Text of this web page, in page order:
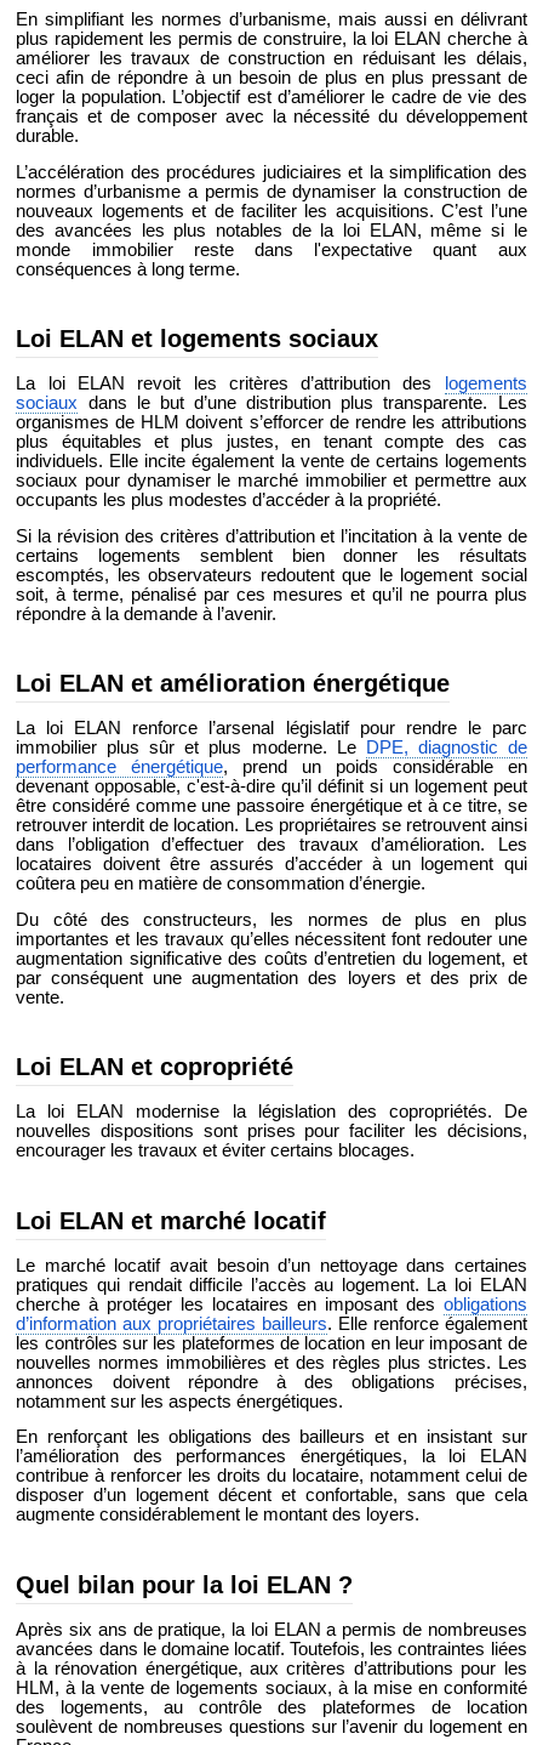
En simplifiant les normes d’urbanisme, mais aussi en délivrant
plus rapidement les permis de construire, la loi ELAN cherche à
améliorer les travaux de construction en réduisant les délais,
ceci afin de répondre à un besoin de plus en plus pressant de
loger la population. L’objectif est d’améliorer le cadre de vie des
français et de composer avec la nécessité du développement
durable.
L’accélération des procédures judiciaires et la simplification des
normes d’urbanisme a permis de dynamiser la construction de
nouveaux logements et de faciliter les acquisitions. C’est l’une
des avancées les plus notables de la loi ELAN, même si le
monde immobilier reste dans l'expectative quant aux
conséquences à long terme.
Loi ELAN et logements sociaux
La loi ELAN revoit les critères d’attribution des
logements
sociaux dans le but d’une distribution plus transparente. Les
organismes de HLM doivent s’efforcer de rendre les attributions
plus équitables et plus justes, en tenant compte des cas
individuels. Elle incite également la vente de certains logements
sociaux pour dynamiser le marché immobilier et permettre aux
occupants les plus modestes d’accéder à la propriété.
Si la révision des critères d’attribution et l’incitation à la vente de
certains logements semblent bien donner les résultats
escomptés, les observateurs redoutent que le logement social
soit, à terme, pénalisé par ces mesures et qu’il ne pourra plus
répondre à la demande à l’avenir.
Loi ELAN et amélioration énergétique
La loi ELAN renforce l’arsenal législatif pour rendre le parc
immobilier plus sûr et plus moderne. Le
DPE, diagnostic de
performance énergétique, prend un poids considérable en
devenant opposable, c'est-à-dire qu’il définit si un logement peut
être considéré comme une passoire énergétique et à ce titre, se
retrouver interdit de location. Les propriétaires se retrouvent ainsi
dans l’obligation d’effectuer des travaux d’amélioration. Les
locataires doivent être assurés d’accéder à un logement qui
coûtera peu en matière de consommation d’énergie.
Du côté des constructeurs, les normes de plus en plus
importantes et les travaux qu’elles nécessitent font redouter une
augmentation significative des coûts d’entretien du logement, et
par conséquent une augmentation des loyers et des prix de
vente.
Loi ELAN et copropriété
La loi ELAN modernise la législation des copropriétés. De
nouvelles dispositions sont prises pour faciliter les décisions,
encourager les travaux et éviter certains blocages.
Loi ELAN et marché locatif
Le marché locatif avait besoin d’un nettoyage dans certaines
pratiques qui rendait difficile l’accès au logement. La loi ELAN
cherche à protéger les locataires en imposant des obligations
d’information aux propriétaires bailleurs. Elle renforce également
les contrôles sur les plateformes de location en leur imposant de
nouvelles normes immobilières et des règles plus strictes. Les
annonces doivent répondre à des obligations précises,
notamment sur les aspects énergétiques.
En renforçant les obligations des bailleurs et en insistant sur
l’amélioration des performances énergétiques, la loi ELAN
contribue à renforcer les droits du locataire, notamment celui de
disposer d’un logement décent et confortable, sans que cela
augmente considérablement le montant des loyers.
Quel bilan pour la loi ELAN ?
Après six ans de pratique, la loi ELAN a permis de nombreuses
avancées dans le domaine locatif. Toutefois, les contraintes liées
à la rénovation énergétique, aux critères d’attributions pour les
HLM, à la vente de logements sociaux, à la mise en conformité
des logements, au contrôle des plateformes de location
soulèvent de nombreuses questions sur l’avenir du logement en